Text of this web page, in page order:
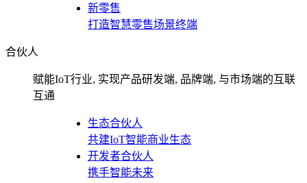
新零售
打造智慧零售场景终端
合伙人
赋能IoT行业, 实现产品研发端, 品牌端, 与市场端的互联
互通
生态合伙人
共建IoT智能商业生态
开发者合伙人
携手智能未来